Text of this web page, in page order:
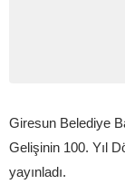
Giresun Belediye
Gelişinin 100. Yıl
yayınladı.